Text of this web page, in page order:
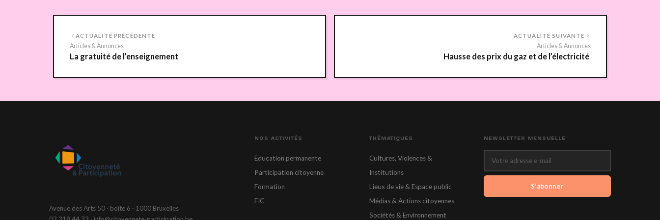
ACTUALITÉ PRÉCÉDENTE
Articles & Annonces
La gratuité de l’enseignement
ACTUALITÉ SUIVANTE
Articles & Annonces
Hausse des prix du gaz et de l’électricité
Avenue des Arts 50 · boîte 6 · 1000 Bruxelles
NOS ACTIVITÉS
Éducation permanente
Participation citoyenne
Formation
FIC
THÉMATIQUES
Cultures, Violences &
Institutions
Lieux de vie & Espace public
Médias & Actions citoyennes
Sociétés & Environnement
NEWSLETTER MENSUELLE
S'abonner